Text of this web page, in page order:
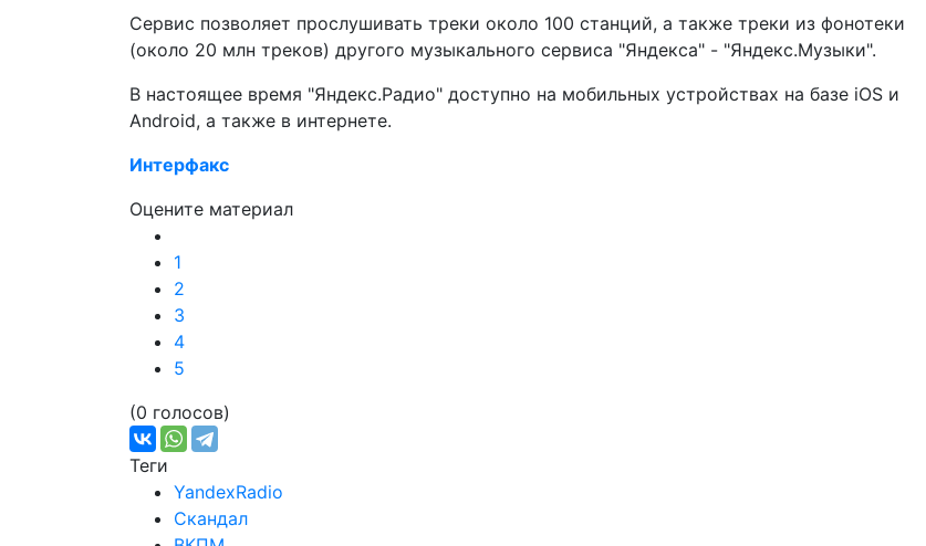
Сервис позволяет прослушивать треки около 100 станций, а также треки из фонотеки
(около 20 млн треков) другого музыкального сервиса "Яндекса" - "Яндекс.Музыки".
В настоящее время "Яндекс.Радио" доступно на мобильных устройствах на базе iOS и
Android, а также в интернете.
Интерфакс
Оцените материал
1
2
3
4
5
(0 голосов)
Теги
YandexRadio
Скандал